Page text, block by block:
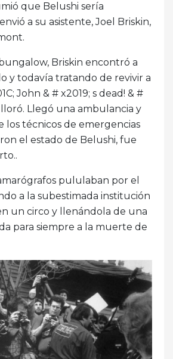
que Belushi sería
a su asistente, Joel Briskin,
Briskin encontró a
y todavía tratando de revivir a
John & # x2019; s dead! & #
lloró. Llegó una ambulancia y
los técnicos de emergencias
el estado de Belushi, fue
pululaban por el
a la subestimada institución
un circo y llenándola de una
para siempre a la muerte de